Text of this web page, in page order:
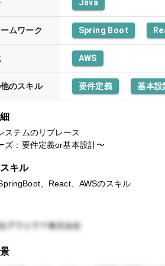
Java
ムワーク Spring Boot
AWS
のスキル 要件定義 基本設
ステムのリプレース
ズ：要件定義or基本設計〜
キル
、React、AWSのスキル